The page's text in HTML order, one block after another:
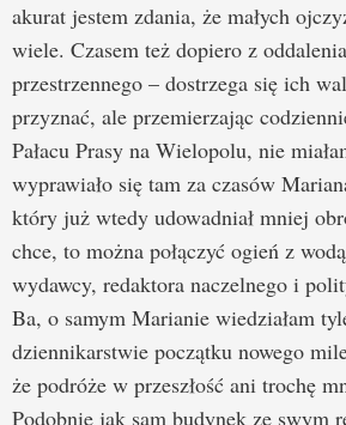
akurat jestem zdania, że małych
wiele. Czasem też dopiero z
przestrzennego – dostrzega się ich
przyznać, ale przemierzając
Pałacu Prasy na Wielopolu, nie
wyprawiało się tam za czasów
który już wtedy udowadniał mniej
chce, to można połączyć ogień z
wydawcy, redaktora naczelnego i
Ba, o samym Marianie wiedziałam
dziennikarstwie początku nowego
że podróże w przeszłość ani trochę
Podobnie jak sam budynek ze swym